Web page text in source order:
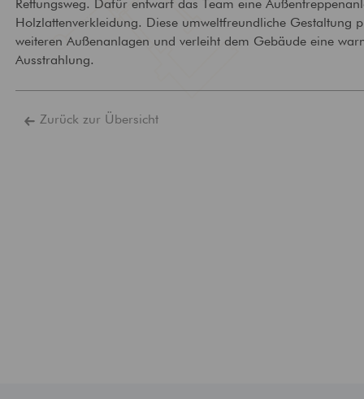
Technische
Gebäudeausrüstung
Ausstattung von Gebäuden
mit zeitgemäßer
Brandschutz
Bewertung und
Rettungsweg. Dafür entwarf das Team eine
Holzlattenverkleidung. Diese umweltfreundliche Gestaltung
weiteren Außenanlagen und verleiht dem Gebäude eine
Ausstrahlung.
Zurück zur Übersicht